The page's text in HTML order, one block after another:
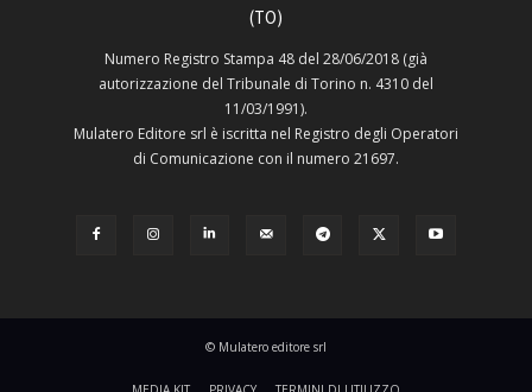
(TO)
Numero Registro Stampa 48 del 28/06/2018 (già
autorizzazione del Tribunale di Torino n. 4310 del
11/03/1991).
Mulatero Editore srl è iscritta nel Registro degli Operatori
di Comunicazione con il numero 21697.
© Mulatero editore srl